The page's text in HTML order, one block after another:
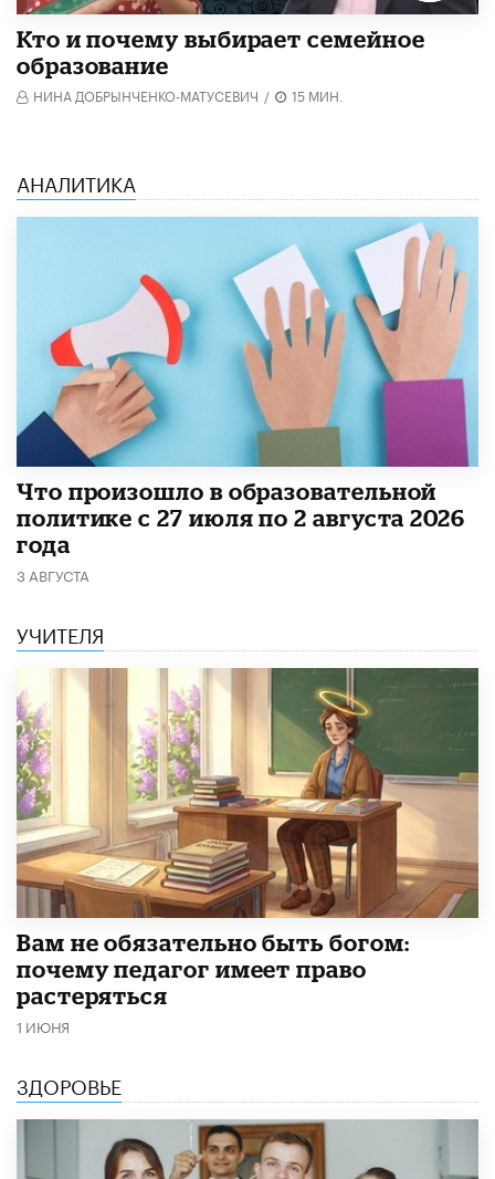
Кто и почему выбирает семейное
образование
НИНА ДОБРЫНЧЕНКО-МАТУСЕВИЧ / 15 МИН.
АНАЛИТИКА
​Что произошло в образовательной
политике с 27 июля по 2 августа 2026
года
3 АВГУСТА
УЧИТЕЛЯ
​Вам не обязательно быть богом:
почему педагог имеет право
растеряться
1 ИЮНЯ
ЗДОРОВЬЕ